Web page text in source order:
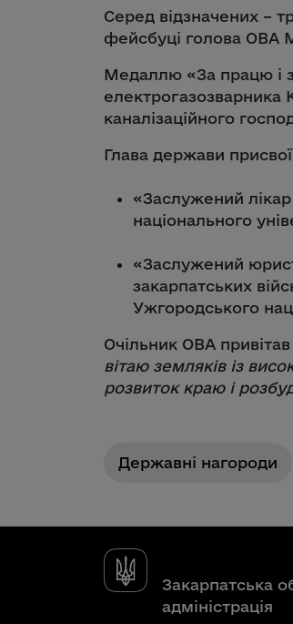
Серед відзначених –
фейсбуці голова ОВА
Медаллю «За працю і
електрогазозварника
каналізаційного
Глава держави
«Заслужений
національного
«Заслужений
закарпатських
Ужгородського
Очільник ОВА
вітаю земляків із
розвиток краю і
Державні нагороди
Закарпатська
адміністрація